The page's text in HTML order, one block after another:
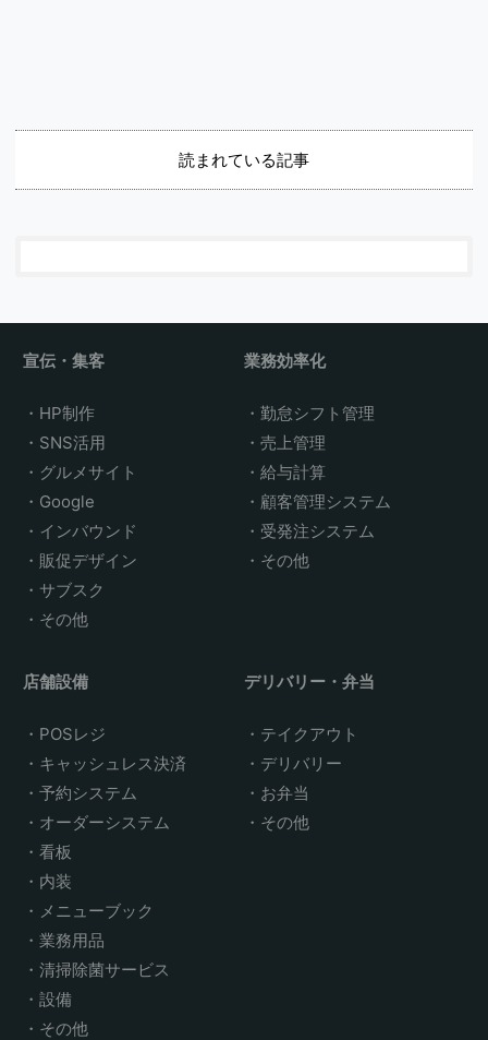
読まれている記事
宣伝・集客
HP制作
SNS活用
グルメサイト
Google
インバウンド
販促デザイン
サブスク
その他
業務効率化
勤怠シフト管理
売上管理
給与計算
顧客管理システム
受発注システム
その他
店舗設備
POSレジ
キャッシュレス決済
予約システム
オーダーシステム
看板
内装
メニューブック
業務用品
清掃除菌サービス
設備
その他
デリバリー・弁当
テイクアウト
デリバリー
お弁当
その他